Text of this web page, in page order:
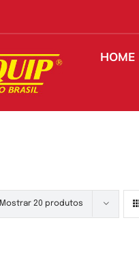
HOME
Mostrar 20 produtos